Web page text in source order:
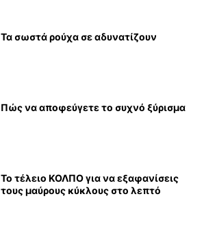
Τα σωστά ρούχα σε αδυνατίζουν
Πώς να αποφεύγετε το συχνό ξύρισμα
Το τέλειο ΚΟΛΠΟ για να εξαφανίσεις
τους μαύρους κύκλους στο λεπτό